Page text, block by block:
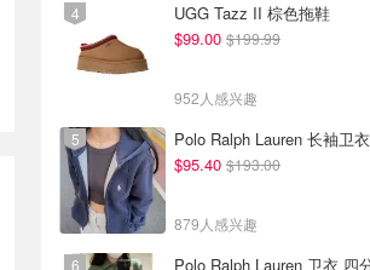
UGG Tazz II 棕色拖鞋
$99.00 $199.99
952人感兴趣
Polo Ralph Lauren 长袖卫衣
$95.40 $193.00
879人感兴趣
Polo Ralph Lauren 卫衣 四分